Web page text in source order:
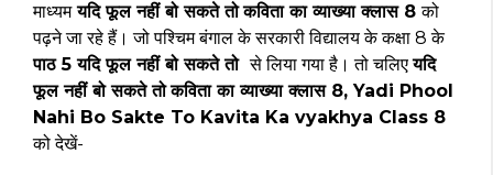
माध्यमयदि फूल नहीं बो सकते तो कविता का व्याख्या क्लास 8को
पढ़ने जा रहे हैं। जो पश्चिम बंगाल के सरकारी विद्यालय के कक्षा 8 के
पाठ 5यदि फूल नहीं बो सकते तो से लिया गया है। तो चलिएयदि
फूल नहीं बो सकते तो कविता का व्याख्या क्लास 8, Yadi Phool
Nahi Bo Sakte To Kavita Ka vyakhya Class 8
को देखें-